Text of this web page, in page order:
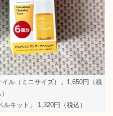
ル（ミニサイズ）」1,650円（税
ルキット」 1,320円（税込）